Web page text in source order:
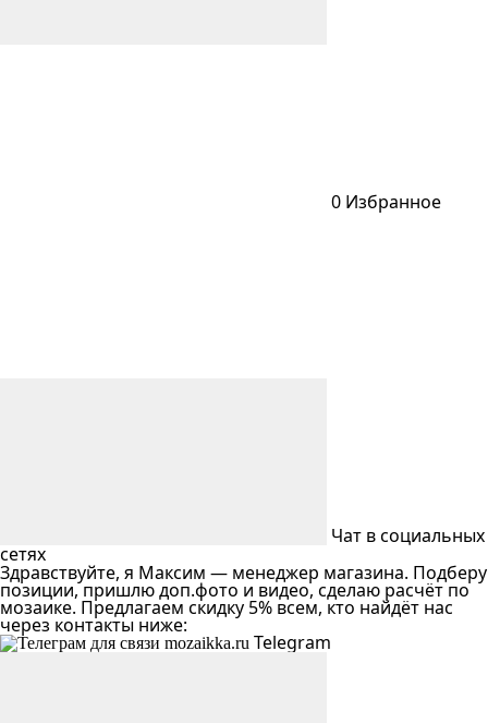
0 Избранное
Чат в социальных
сетях
Здравствуйте, я Максим — менеджер магазина. Подберу
позиции, пришлю доп.фото и видео, сделаю расчёт по
мозаике. Предлагаем скидку 5% всем, кто найдёт нас
через контакты ниже:
Telegram